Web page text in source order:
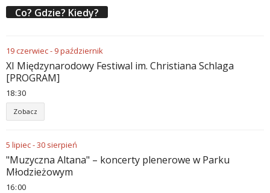
Co? Gdzie? Kiedy?
19czerwiec- 9październik
XI Międzynarodowy Festiwal im. Christiana Schlaga
[PROGRAM]
18 30
Zobacz
5 lipiec-30 sierpień
"Muzyczna Altana" – koncerty plenerowe w Parku
Młodzieżowym
16 00